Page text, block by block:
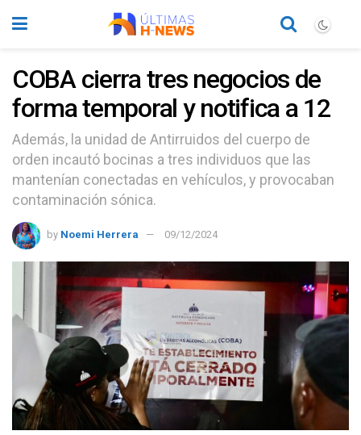
COBA cierra tres negocios de
forma temporal y notifica a 12
Además, la unidad de Antirruidos del cuerpo de
orden incautó bocinas a tres individuos que las
mantenían conectadas en vehículos, y provocaban
contaminación sónica.
by Noemi Herrera 09/12/2024